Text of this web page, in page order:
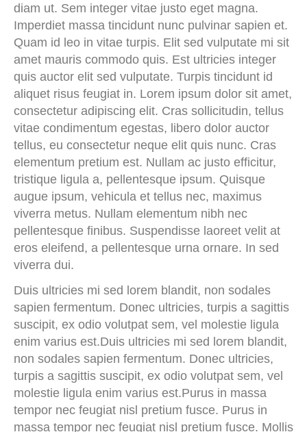
diam ut. Sem integer vitae justo eget magna.
Imperdiet massa tincidunt nunc pulvinar sapien et.
Quam id leo in vitae turpis. Elit sed vulputate mi sit
amet mauris commodo quis. Est ultricies integer
quis auctor elit sed vulputate. Turpis tincidunt id
aliquet risus feugiat in. Lorem ipsum dolor sit amet,
consectetur adipiscing elit. Cras sollicitudin, tellus
vitae condimentum egestas, libero dolor auctor
tellus, eu consectetur neque elit quis nunc. Cras
elementum pretium est. Nullam ac justo efficitur,
tristique ligula a, pellentesque ipsum. Quisque
augue ipsum, vehicula et tellus nec, maximus
viverra metus. Nullam elementum nibh nec
pellentesque finibus. Suspendisse laoreet velit at
eros eleifend, a pellentesque urna ornare. In sed
viverra dui.
Duis ultricies mi sed lorem blandit, non sodales
sapien fermentum. Donec ultricies, turpis a sagittis
suscipit, ex odio volutpat sem, vel molestie ligula
enim varius est.Duis ultricies mi sed lorem blandit,
non sodales sapien fermentum. Donec ultricies,
turpis a sagittis suscipit, ex odio volutpat sem, vel
molestie ligula enim varius est.Purus in massa
tempor nec feugiat nisl pretium fusce. Purus in
massa tempor nec feugiat nisl pretium fusce. Mollis